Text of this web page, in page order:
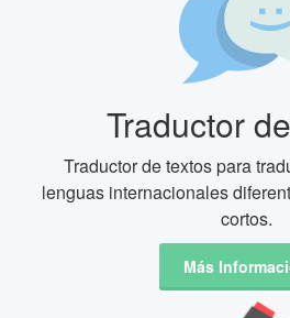
Traductor
Traductor de textos para
lenguas internacionales
cortos.
Más